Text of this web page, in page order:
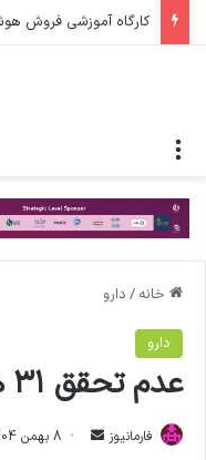
کارگاه آموزشی فروش
خانه / دارو
دارو
عدم تحقق ۳۱ همت از بودجه دارویار
فارمانیوز
8 بهمن 1404 - 3:23 ب.ظ